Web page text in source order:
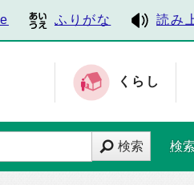
ふりがな 読み
くらし
検索 検